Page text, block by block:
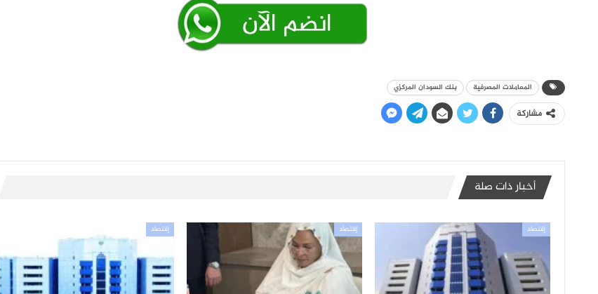
المعاملات المصرفية بنك السودان المركزي
مشاركة
أخبار ذات صلة
إقتصاد إقتصاد إقتصاد